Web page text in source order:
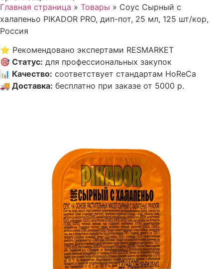
Главная страница » Товары » Соус Сырный с
халапеньо PIKADOR PRO, дип-пот, 25 мл, 125 шт/кор,
Россия
⭐ Рекомендовано экспертами RESMARKET
🎯 Статус: для профессиональных закупок
📊 Качество: соответствует стандартам HoReCa
🚚 Доставка: бесплатно при заказе от 5000 р.